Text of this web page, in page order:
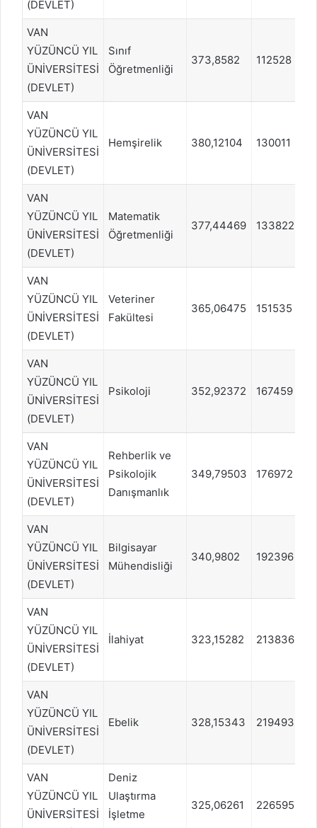
(DEVLET)
VAN
YÜZÜNCÜ YIL
ÜNİVERSİTESİ
(DEVLET)
Sınıf
Öğretmenliği
373,8582 112528
VAN
YÜZÜNCÜ YIL
ÜNİVERSİTESİ
(DEVLET)
Hemşirelik 380,12104 130011
VAN
YÜZÜNCÜ YIL
ÜNİVERSİTESİ
(DEVLET)
Matematik
Öğretmenliği
377,44469 133822
VAN
YÜZÜNCÜ YIL
ÜNİVERSİTESİ
(DEVLET)
Veteriner
Fakültesi
365,06475 151535
VAN
YÜZÜNCÜ YIL
ÜNİVERSİTESİ
(DEVLET)
Psikoloji 352,92372 167459
VAN
YÜZÜNCÜ YIL
ÜNİVERSİTESİ
(DEVLET)
Rehberlik ve
Psikolojik
Danışmanlık
349,79503 176972
VAN
YÜZÜNCÜ YIL
ÜNİVERSİTESİ
(DEVLET)
Bilgisayar
Mühendisliği
340,9802 192396
VAN
YÜZÜNCÜ YIL
ÜNİVERSİTESİ
(DEVLET)
İlahiyat 323,15282 213836
VAN
YÜZÜNCÜ YIL
ÜNİVERSİTESİ
(DEVLET)
Ebelik 328,15343 219493
VAN
YÜZÜNCÜ YIL
ÜNİVERSİTESİ
Deniz
Ulaştırma
İşletme
325,06261 226595